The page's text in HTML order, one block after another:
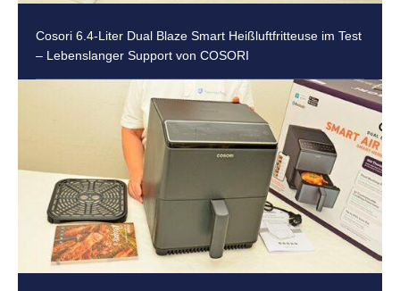
Cosori 6.4-Liter Dual Blaze Smart Heißluftfritteuse im Test
– Lebenslanger Support von COSORI